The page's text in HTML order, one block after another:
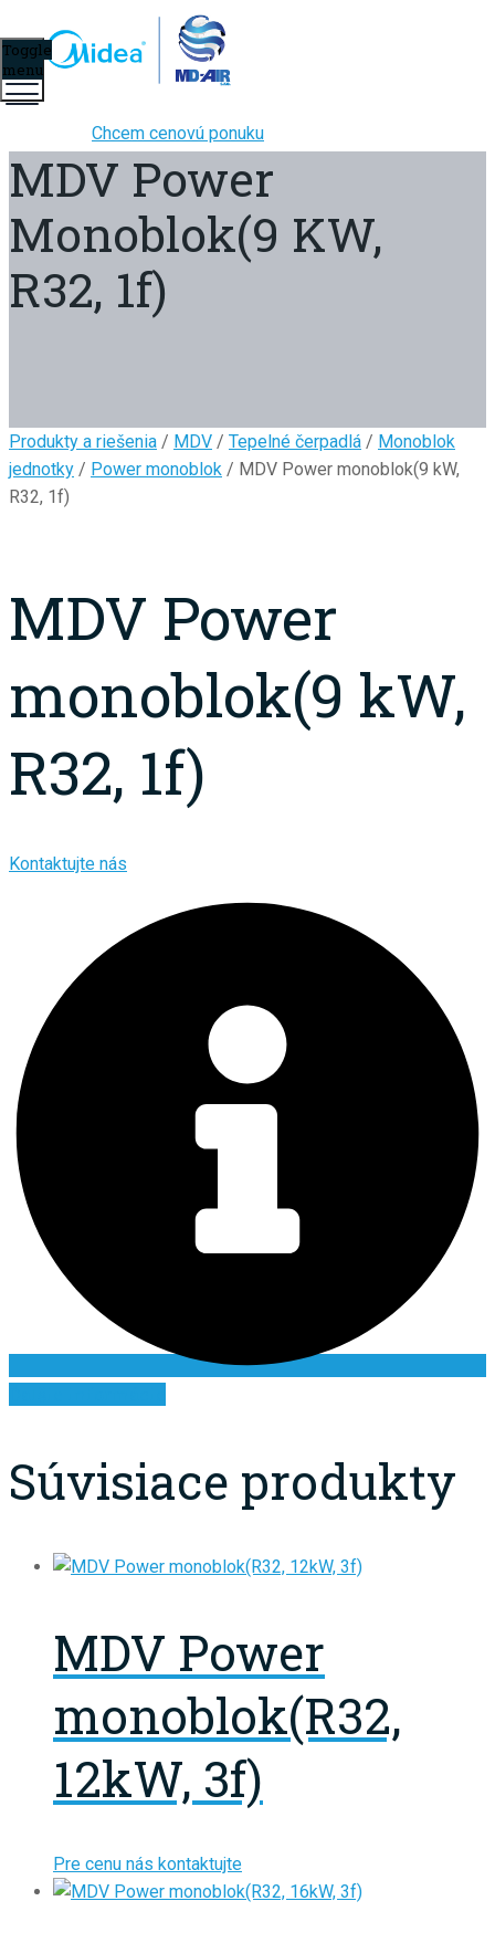
Chcem cenovú ponuku
Toggle
menu
MDV Power
Monoblok(9 KW,
R32, 1f)
Produkty a riešenia / MDV / Tepelné čerpadlá / Monoblok
jednotky / Power monoblok / MDV Power monoblok(9 kW,
R32, 1f)
MDV Power
monoblok(9 kW,
R32, 1f)
Kontaktujte nás
Súvisiace produkty
MDV Power
monoblok(R32,
12kW, 3f)
Pre cenu nás kontaktujte